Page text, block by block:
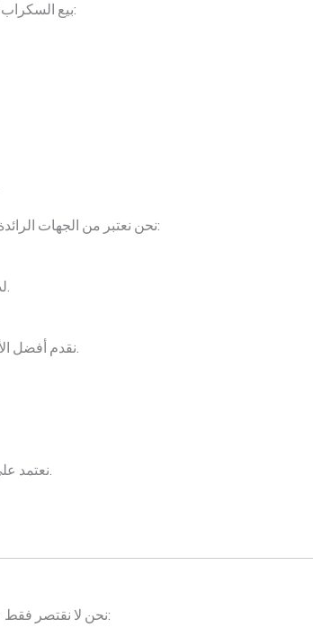
بيع السكراب ليس مجرد التخلص من الأشياء القديمة، بل هو استثمار ذكي:
نحن نعتبر من الجهات، ونتميز بالعديد من المزايا:
.
نقدم أفضل.
نعتمد على الشفافية في التعامل، مما يجعلنا الخيار الأول لدى العملاء.
نحن لا نقتصر فقط على نوع واحد من السكراب، بل نقدم خدمات متنوعة تشمل: